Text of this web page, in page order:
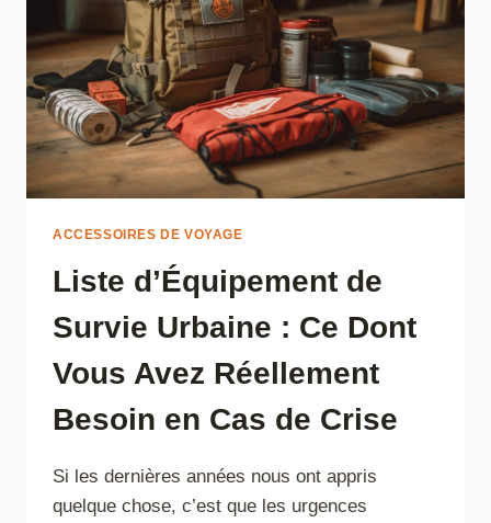
ACCESSOIRES DE VOYAGE
Liste d’Équipement de
Survie Urbaine : Ce Dont
Vous Avez Réellement
Besoin en Cas de Crise
Si les dernières années nous ont appris
quelque chose, c’est que les urgences